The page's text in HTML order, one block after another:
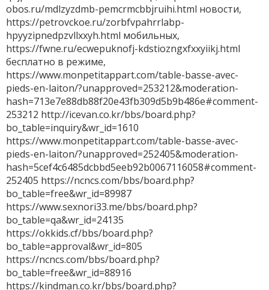
obos.ru/mdlzyzdmb-pemcrmcbbjruihi.html новости,
https://petrovckoe.ru/zorbfvpahrrlabp-
hpyyzipnedpzvllxxyh.html мобильных,
https://fwne.ru/ecwepuknofj-kdstiozngxfxxyiikj.html
бесплатно в режиме,
https://www.monpetitappart.com/table-basse-avec-
pieds-en-laiton/?unapproved=253212&moderation-
hash=713e7e88db88f20e43fb309d5b9b486e#comment-
253212 http://icevan.co.kr/bbs/board.php?
bo_table=inquiry&wr_id=1610
https://www.monpetitappart.com/table-basse-avec-
pieds-en-laiton/?unapproved=252405&moderation-
hash=5cef4c6485dcbbd5eeb92b0067116058#comment-
252405 https://ncncs.com/bbs/board.php?
bo_table=free&wr_id=89987
https://www.sexnori33.me/bbs/board.php?
bo_table=qa&wr_id=24135
https://okkids.cf/bbs/board.php?
bo_table=approval&wr_id=805
https://ncncs.com/bbs/board.php?
bo_table=free&wr_id=88916
https://kindman.co.kr/bbs/board.php?